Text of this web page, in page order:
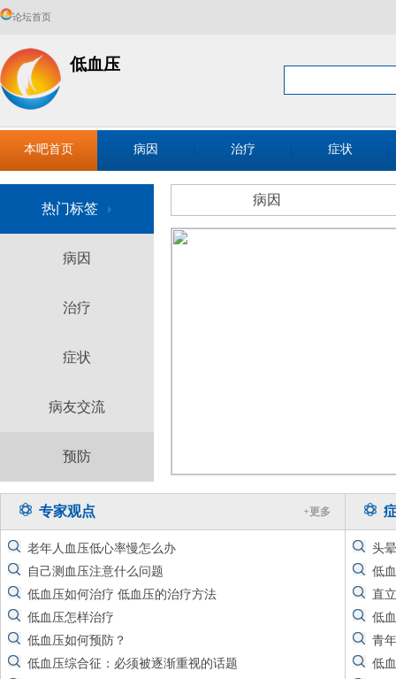
论坛首页
低血压
本吧首页 病因 治疗 症状
热门标签
病因
治疗
症状
病友交流
预防
病因
专家观点 +更多
老年人血压低心率慢怎么办
自己测血压注意什么问题
低血压如何治疗 低血压的治疗方法
低血压怎样治疗
低血压如何预防？
低血压综合征：必须被逐渐重视的话题
头
低
直
低
青
低